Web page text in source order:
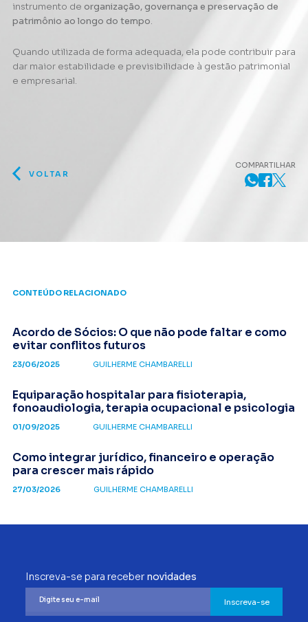
instrumento de organização, governança e preservação de
patrimônio ao longo do tempo.
Quando utilizada de forma adequada, ela pode contribuir para
dar maior estabilidade e previsibilidade à gestão patrimonial
e empresarial.
VOLTAR
COMPARTILHAR
CONTEÚDO RELACIONADO
Acordo de Sócios: O que não pode faltar e como
evitar conflitos futuros
23/06/2025 GUILHERME CHAMBARELLI
Equiparação hospitalar para fisioterapia,
fonoaudiologia, terapia ocupacional e psicologia
01/09/2025 GUILHERME CHAMBARELLI
Como integrar jurídico, financeiro e operação
para crescer mais rápido
27/03/2026 GUILHERME CHAMBARELLI
Inscreva-se para receber novidades
Inscreva-se